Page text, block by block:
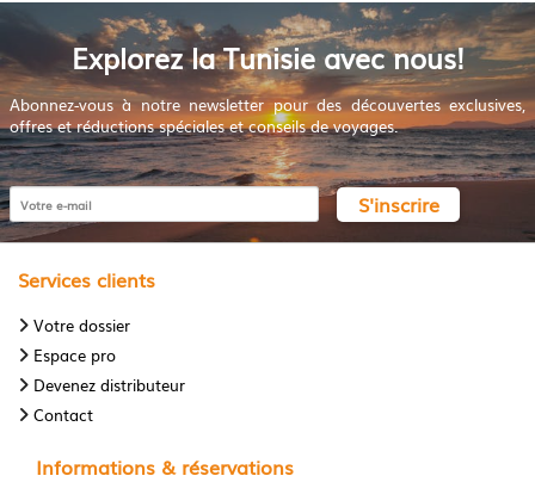
Explorez la Tunisie avec nous!
Abonnez-vous à notre newsletter pour des découvertes exclusives,
offres et réductions spéciales et conseils de voyages.
S'inscrire
Services clients
Votre dossier
Espace pro
Devenez distributeur
Contact
Informations & réservations